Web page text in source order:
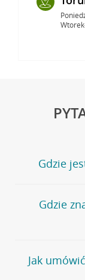
Gdzie
Jeśli szukasz
stronęPlacówki
wygodna
oddziałów
Gdzie
Bank Credit
telefonu do
Jak